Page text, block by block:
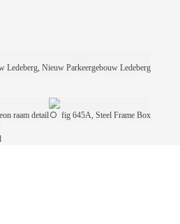
Ledeberg, Nieuw Parkeergebouw Ledeberg
raam detail fig 645A, Steel Frame Box